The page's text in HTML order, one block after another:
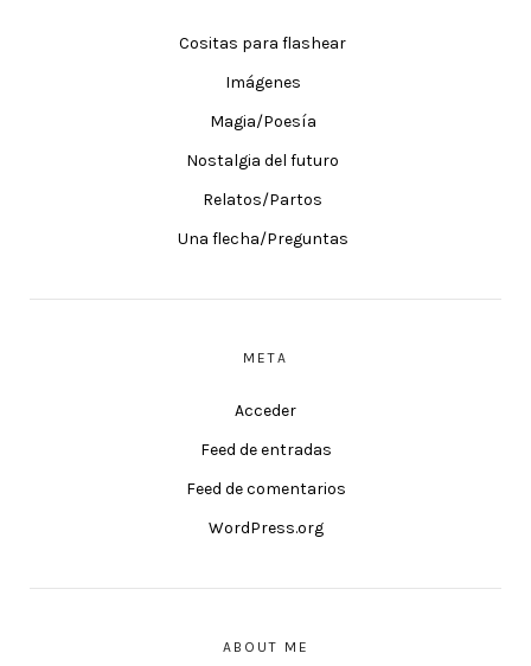
Cositas para flashear
Imágenes
Magia/Poesía
Nostalgia del futuro
Relatos/Partos
Una flecha/Preguntas
META
Acceder
Feed de entradas
Feed de comentarios
WordPress.org
ABOUT ME